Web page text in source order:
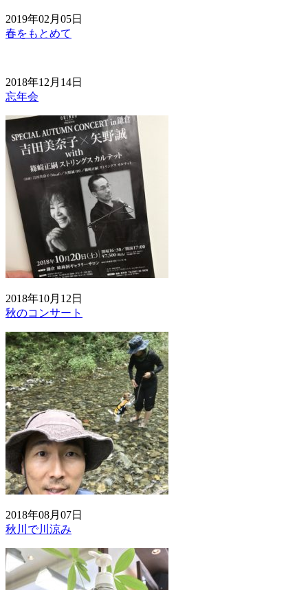
2019年02月05日
春をもとめて
2018年12月14日
忘年会
2018年10月12日
秋のコンサート
2018年08月07日
秋川で川涼み